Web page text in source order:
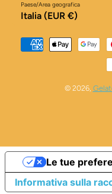
Paese/Area geografica
Italia (EUR €)
© 2026,
Informativa sulla
Le tue